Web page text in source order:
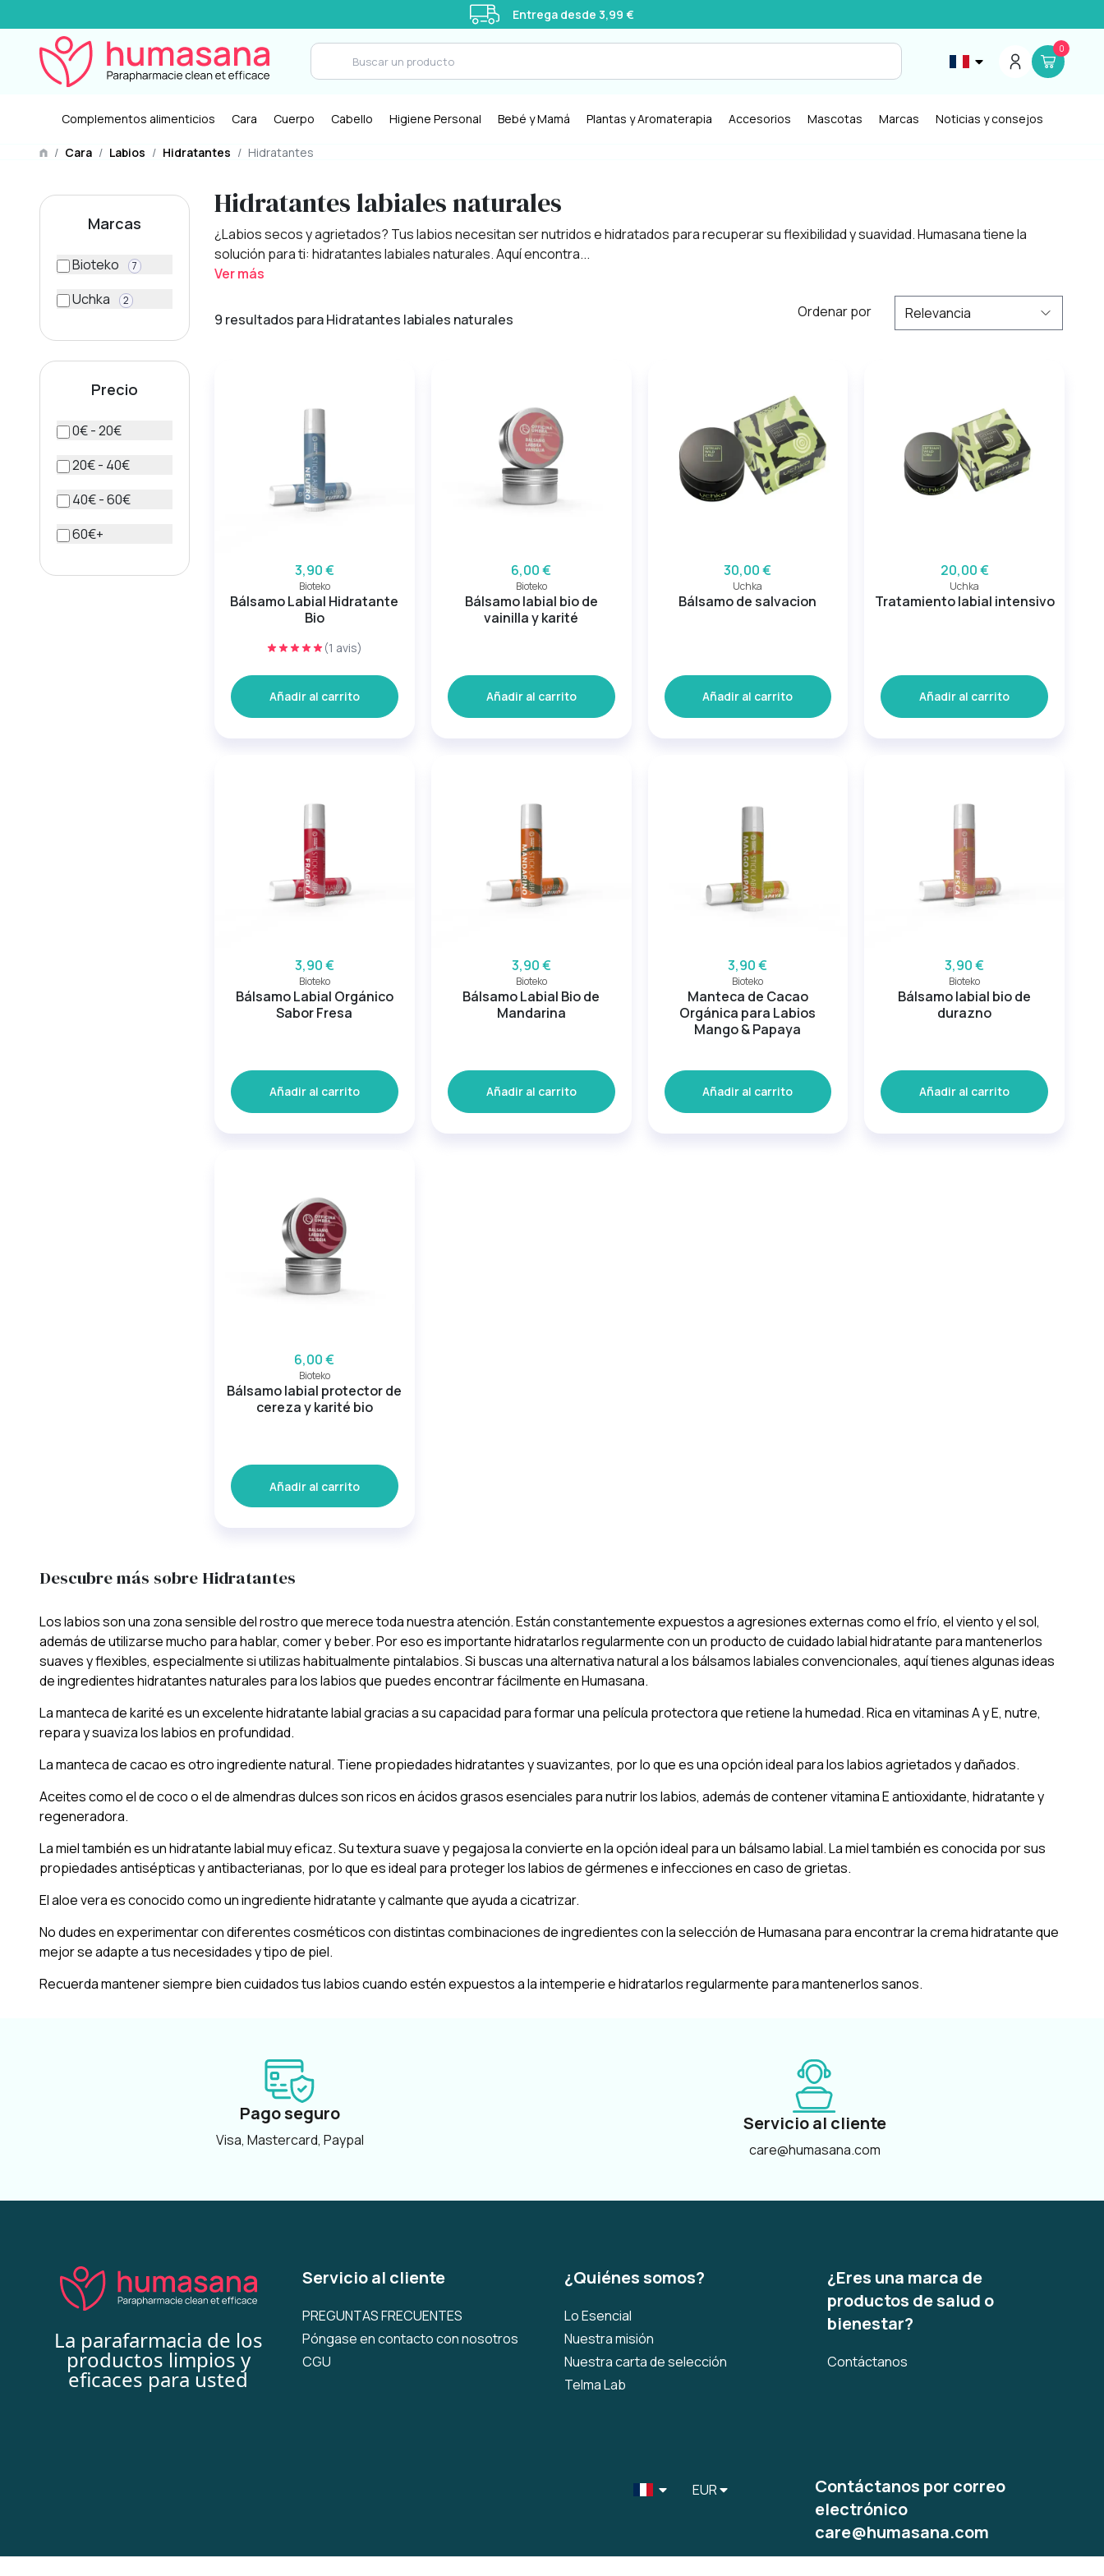
Entrega desde 3,99 €
0
Complementos alimenticios Cara Cuerpo Cabello Higiene Personal Bebé y Mamá Plantas y Aromaterapia Accesorios Mascotas Marcas Noticias y consejos
/ Cara / Labios / Hidratantes / Hidratantes
Marcas
Bioteko 7
Uchka 2
Precio
0€ - 20€
20€ - 40€
40€ - 60€
60€+
Hidratantes labiales naturales
¿Labios secos y agrietados? Tus labios necesitan ser nutridos e hidratados para recuperar su flexibilidad y suavidad. Humasana tiene la
solución para ti: hidratantes labiales naturales. Aquí encontra...
Ver más
9 resultados para Hidratantes labiales naturales Ordenar por
3,90 €
Bioteko
Bálsamo Labial Hidratante
Bio
(1 avis)
Añadir al carrito
6,00 €
Bioteko
Bálsamo labial bio de
vainilla y karité
Añadir al carrito
30,00 €
Uchka
Bálsamo de salvacion
Añadir al carrito
20,00 €
Uchka
Tratamiento labial intensivo
Añadir al carrito
3,90 €
Bioteko
Bálsamo Labial Orgánico
Sabor Fresa
Añadir al carrito
3,90 €
Bioteko
Bálsamo Labial Bio de
Mandarina
Añadir al carrito
3,90 €
Bioteko
Manteca de Cacao
Orgánica para Labios
Mango & Papaya
Añadir al carrito
3,90 €
Bioteko
Bálsamo labial bio de
durazno
Añadir al carrito
6,00 €
Bioteko
Bálsamo labial protector de
cereza y karité bio
Añadir al carrito
Descubre más sobre Hidratantes
Los labios son una zona sensible del rostro que merece toda nuestra atención. Están constantemente expuestos a agresiones externas como el frío, el viento y el sol,
además de utilizarse mucho para hablar, comer y beber. Por eso es importante hidratarlos regularmente con un producto de cuidado labial hidratante para mantenerlos
suaves y flexibles, especialmente si utilizas habitualmente pintalabios. Si buscas una alternativa natural a los bálsamos labiales convencionales, aquí tienes algunas ideas
de ingredientes hidratantes naturales para los labios que puedes encontrar fácilmente en Humasana.
La manteca de karité es un excelente hidratante labial gracias a su capacidad para formar una película protectora que retiene la humedad. Rica en vitaminas A y E, nutre,
repara y suaviza los labios en profundidad.
La manteca de cacao es otro ingrediente natural. Tiene propiedades hidratantes y suavizantes, por lo que es una opción ideal para los labios agrietados y dañados.
Aceites como el de coco o el de almendras dulces son ricos en ácidos grasos esenciales para nutrir los labios, además de contener vitamina E antioxidante, hidratante y
regeneradora.
La miel también es un hidratante labial muy eficaz. Su textura suave y pegajosa la convierte en la opción ideal para un bálsamo labial. La miel también es conocida por sus
propiedades antisépticas y antibacterianas, por lo que es ideal para proteger los labios de gérmenes e infecciones en caso de grietas.
El aloe vera es conocido como un ingrediente hidratante y calmante que ayuda a cicatrizar.
No dudes en experimentar con diferentes cosméticos con distintas combinaciones de ingredientes con la selección de Humasana para encontrar la crema hidratante que
mejor se adapte a tus necesidades y tipo de piel.
Recuerda mantener siempre bien cuidados tus labios cuando estén expuestos a la intemperie e hidratarlos regularmente para mantenerlos sanos.
Pago seguro
Visa, Mastercard, Paypal
Servicio al cliente
care@humasana.com
La parafarmacia de los
productos limpios y
eficaces para usted
Servicio al cliente
PREGUNTAS FRECUENTES
Póngase en contacto con nosotros
CGU
¿Quiénes somos?
Lo Esencial
Nuestra misión
Nuestra carta de selección
Telma Lab
¿Eres una marca de
productos de salud o
bienestar?
Contáctanos
EUR
Contáctanos por correo
electrónico
care@humasana.com